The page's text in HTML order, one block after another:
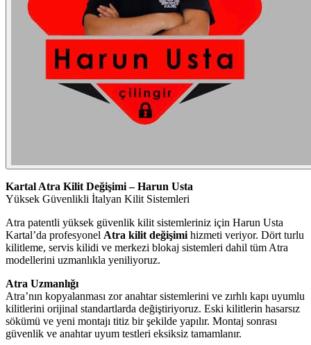
Kartal Atra Kilit Değişimi – Harun Usta
Yüksek Güvenlikli İtalyan Kilit Sistemleri
Atra patentli yüksek güvenlik kilit sistemleriniz için Harun Usta
Kartal’da profesyonel Atra kilit değişimi hizmeti veriyor. Dört turlu
kilitleme, servis kilidi ve merkezi blokaj sistemleri dahil tüm Atra
modellerini uzmanlıkla yeniliyoruz.
Atra Uzmanlığı
Atra’nın kopyalanması zor anahtar sistemlerini ve zırhlı kapı uyumlu
kilitlerini orijinal standartlarda değiştiriyoruz. Eski kilitlerin hasarsız
sökümü ve yeni montajı titiz bir şekilde yapılır. Montaj sonrası
güvenlik ve anahtar uyum testleri eksiksiz tamamlanır.